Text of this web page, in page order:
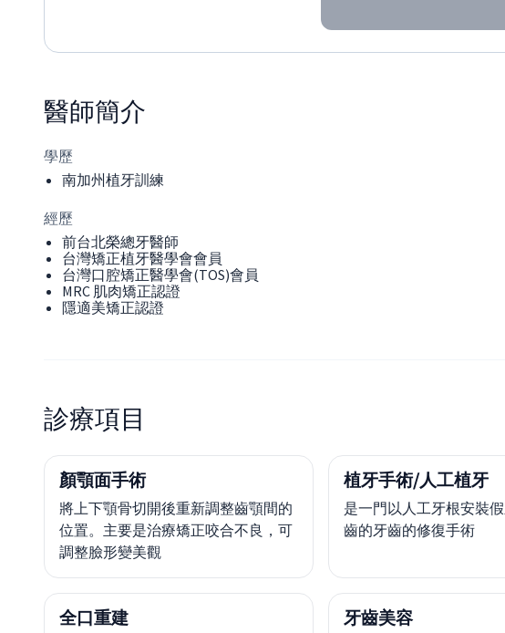
醫師簡介
學歷
南加州植牙訓練
經歷
前台北榮總牙醫師
台灣矯正植牙醫學會會員
台灣口腔矯正醫學會(TOS)會員
MRC 肌肉矯正認證
隱適美矯正認證
診療項目
顏顎面手術
將上下顎骨切開後重新調整齒顎間的
位置。主要是治療矯正咬合不良，可
調整臉形變美觀
植牙手術/人工植牙
是一門以人工牙根安裝
齒的牙齒的修復手術
全口重建 牙齒美容